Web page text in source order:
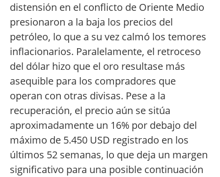
distensión en el conflicto de Oriente Medio
presionaron a la baja los precios del
petróleo, lo que a su vez calmó los temores
inflacionarios. Paralelamente, el retroceso
del dólar hizo que el oro resultase más
asequible para los compradores que
operan con otras divisas. Pese a la
recuperación, el precio aún se sitúa
aproximadamente un 16% por debajo del
máximo de 5.450 USD registrado en los
últimos 52 semanas, lo que deja un margen
significativo para una posible continuación